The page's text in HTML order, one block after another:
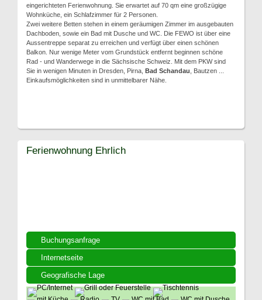
eingerichteten Ferienwohnung. Sie erwartet auf 70 qm eine großzügige
Wohnküche, ein Schlafzimmer für 2 Personen.
Zwei weitere Betten stehen in einem geräumigen Zimmer im ausgebauten
Dachboden, sowie ein Bad mit Dusche und WC. Die FEWO ist über eine
Aussentreppe separat zu erreichen und verfügt über einen schönen
Balkon. Nur wenige Meter vom Grundstück entfernt beginnen schöne
Rad - und Wanderwege in die Sächsische Schweiz. Mit dem PKW sind
Sie in wenigen Minuten in Dresden, Pirna, Bad Schandau , Bautzen ...
Einkaufsmöglichkeiten sind in unmittelbarer Nähe.
Buchungsanfrage
Internetseite
Geografische Lage
Ferienwohnung Ehrlich